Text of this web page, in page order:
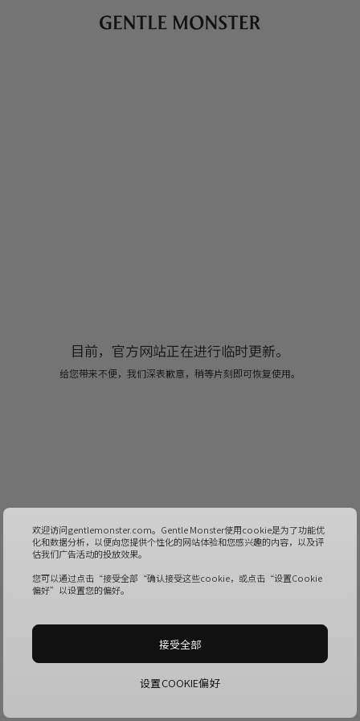
目前，官方网站正在进行临时更新。
给您带来不便，我们深表歉意，稍等片刻即可恢复使用。
欢迎访问gentlemonster.com。Gentle Monster使用cookie是为了功能优
化和数据分析，以便向您提供个性化的网站体验和您感兴趣的内容，以及评
估我们广告活动的投放效果。
您可以通过点击“接受全部“确认接受这些cookie，或点击“设置Cookie
偏好”以设置您的偏好。
设置COOKIE偏好
接受全部